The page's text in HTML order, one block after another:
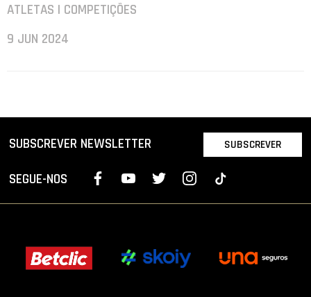
ATLETAS | COMPETIÇÕES
9 JUN 2024
SUBSCREVER NEWSLETTER SUBSCREVER
SEGUE-NOS